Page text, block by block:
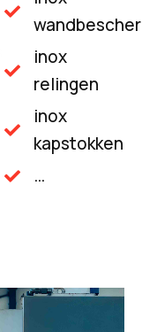
inox
relingen
inox
kapstokken
…